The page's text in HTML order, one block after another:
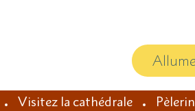
Visitez la cathédrale